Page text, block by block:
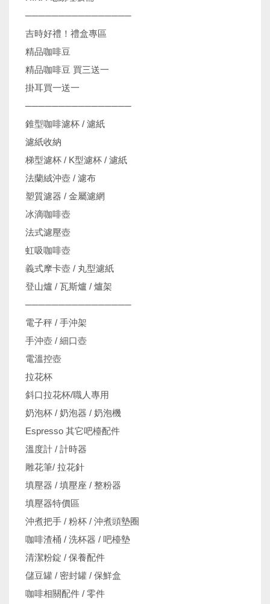
────────────────
吉時好禮！禮盒專區
精品咖啡豆
精品咖啡豆 買三送一
掛耳買一送一
────────────────
錐型咖啡濾杯 / 濾紙
濾紙收納
梯型濾杯 / K型濾杯 / 濾紙
法蘭絨沖壺 / 濾布
塑質濾器 / 金屬濾網
冰滴咖啡壺
法式濾壓壺
虹吸咖啡壺
義式摩卡壺 / 丸型濾紙
登山爐 / 瓦斯爐 / 爐架
────────────────
電子秤 / 手沖架
手沖壺 / 細口壺
電溫控壺
拉花杯
斜口拉花杯/職人專用
奶泡杯 / 奶泡器 / 奶泡機
Espresso 其它吧檯配件
溫度計 / 計時器
雕花筆/ 拉花針
填壓器 / 填壓座 / 整粉器
填壓器特價區
沖煮把手 / 粉杯 / 沖煮頭墊圈
咖啡渣桶 / 洗杯器 / 吧檯墊
清潔粉錠 / 保養配件
儲豆罐 / 密封罐 / 保鮮盒
咖啡相關配件 / 零件